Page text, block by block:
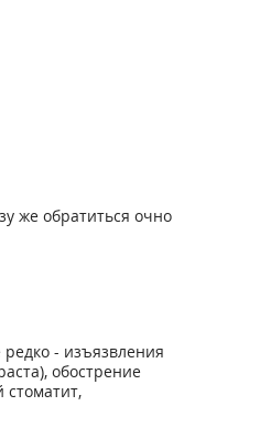
же обратиться очно
- изъязвления
обострение
стоматит,